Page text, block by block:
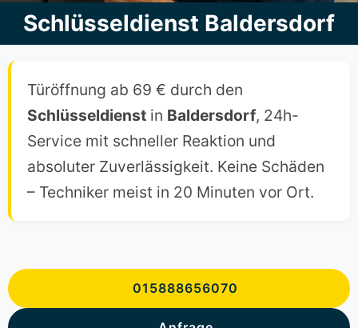
Schlüsseldienst Baldersdorf
Türöffnung ab 69 € durch den
Schlüsseldienst in Baldersdorf, 24h-
Service mit schneller Reaktion und
absoluter Zuverlässigkeit. Keine Schäden
– Techniker meist in 20 Minuten vor Ort.
015888656070